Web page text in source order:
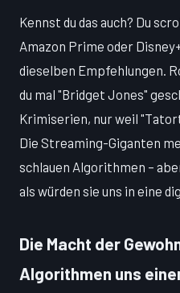
Kennst du das auch? Du
Amazon Prime oder
dieselben Empfehlungen.
du mal "Bridget Jones"
Krimiserien, nur weil
Die Streaming-Giganten
schlauen Algorithmen –
als würden sie uns in eine
Die Macht der
Algorithmen uns